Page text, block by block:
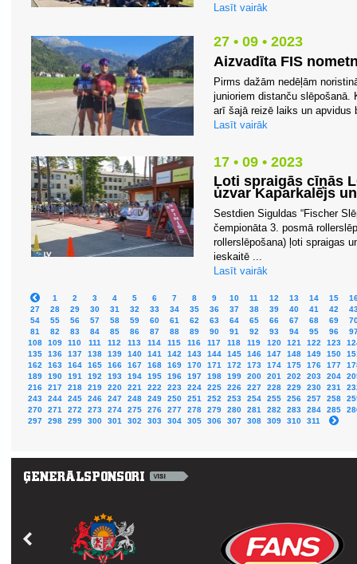
Lasīt vairāk
27 • 09 • 2023
Aizvadīta FIS
Pirms dažām nedēļām
junioriem distanču slēpošanā.
arī šajā reizē laiks un apvidus
Lasīt vairāk
17 • 09 • 2023
Ļoti spraigās cīņās
uzvar Kaparkalējs
Sestdien Siguldas “Fischer
čempionāta 3. posmā
rollerslēpošana) ļoti spraigas
ieskaitē ...
Lasīt vairāk
1 2 3 4 5 6 7 8 9 10 11 12 13 14 15
27
28 29 30 31 32 33 34 35 36 37 38 39 40 41 42
54
55 56 57 58 59 60 61 62 63 64 65 66 67 68 69
81
82 83 84 85 86 87 88 89 90 91 92 93 94 95 96
108
109 110 111 112 113 114 115 116 117 118 119 120 121 122 123
135
136 137 138 139 140 141 142 143 144 145 146 147 148 149 150
162
163 164 165 166 167 168 169 170 171 172 173 174 175 176 177
189
190 191 192 193 194 195 196 197 198 199 200 201 202 203 204
216
217 218 219 220 221 222 223 224 225 226 227 228 229 230 231
243
244 245 246 247 248 249 250 251 252 253 254 255 256 257 258
270
271 272 273 274 275 276 277 278 279 280 281 282 283 284 285
297
298 299 300 301 302 303 304 305 306 307 308 309 310 311